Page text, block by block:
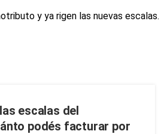
escalas del
podés facturar por